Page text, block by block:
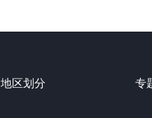
地区划分 专